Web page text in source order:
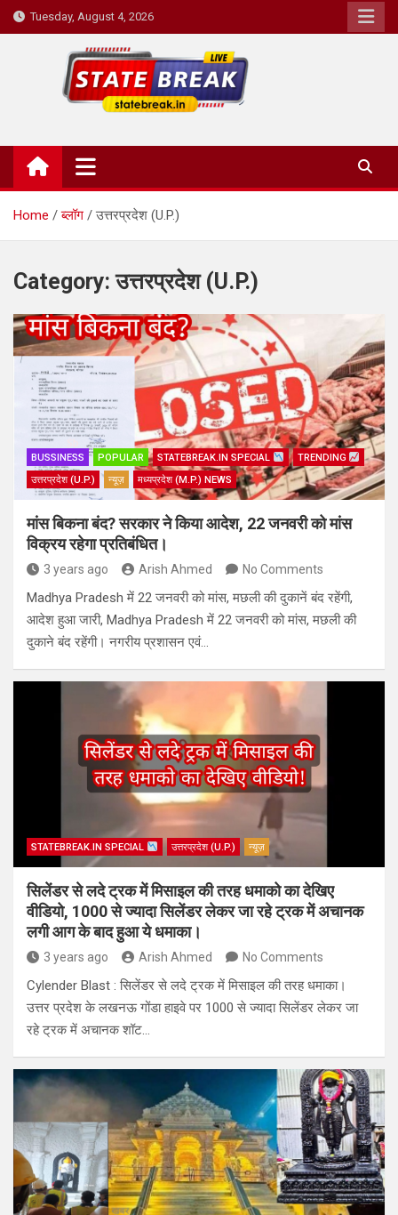
Skip
to
Tuesday, August 4, 2026
State Break
Home ब्लॉग उत्तरप्रदेश (U.P.)
Category:उत्तरप्रदेश (U.P.)
BUSSINESS POPULAR STATEBREAK.IN SPECIAL
TRENDING
उत्तरप्रदेश (U.P.)
न्यूज़ मध्यप्रदेश (M.P.) NEWS
मांस बिकना बंद? सरकार ने किया आदेश, 22 जनवरी को मांस
विक्रय रहेगा प्रतिबंधित।
3 years ago Arish Ahmed No Comments
Madhya Pradesh में 22 जनवरी को मांस, मछली की दुकानें बंद रहेंगी,
आदेश हुआ जारी, Madhya Pradesh में 22 जनवरी को मांस, मछली की
दुकाने बंद रहेंगी। नगरीय प्रशासन एवं…
STATEBREAK.IN SPECIAL उत्तरप्रदेश (U.P.) न्यूज़
सिलेंडर से लदे ट्रक में मिसाइल की तरह धमाको का देखिए
वीडियो, 1000 से ज्यादा सिलेंडर लेकर जा रहे ट्रक में अचानक
लगी आग के बाद हुआ ये धमाका।
3 years ago Arish Ahmed No Comments
Cylender Blast : सिलेंडर से लदे ट्रक में मिसाइल की तरह धमाका।
उत्तर प्रदेश के लखनऊ गोंडा हाइवे पर 1000 से ज्यादा सिलेंडर लेकर जा
रहे ट्रक में अचानक शॉट…